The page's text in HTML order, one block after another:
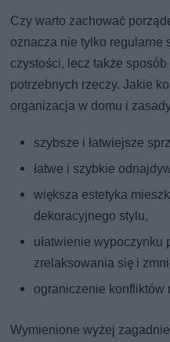
Czy warto zachować
oznacza nie tylko regularne
czystości, lecz także
potrzebnych rzeczy. Jakie
organizacja w domu i
szybsze i łatwiejsze
łatwe i szybkie
większa estetyka
dekoracyjnego stylu,
ułatwienie wypoczynku
zrelaksowania się i
ograniczenie konfliktów
Wymienione wyżej